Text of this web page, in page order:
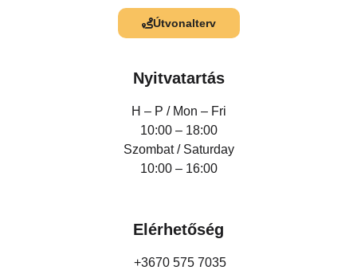
Útvonalterv
Nyitvatartás
H – P / Mon – Fri
10:00 – 18:00
Szombat / Saturday
10:00 – 16:00
Elérhetőség
+3670 575 7035